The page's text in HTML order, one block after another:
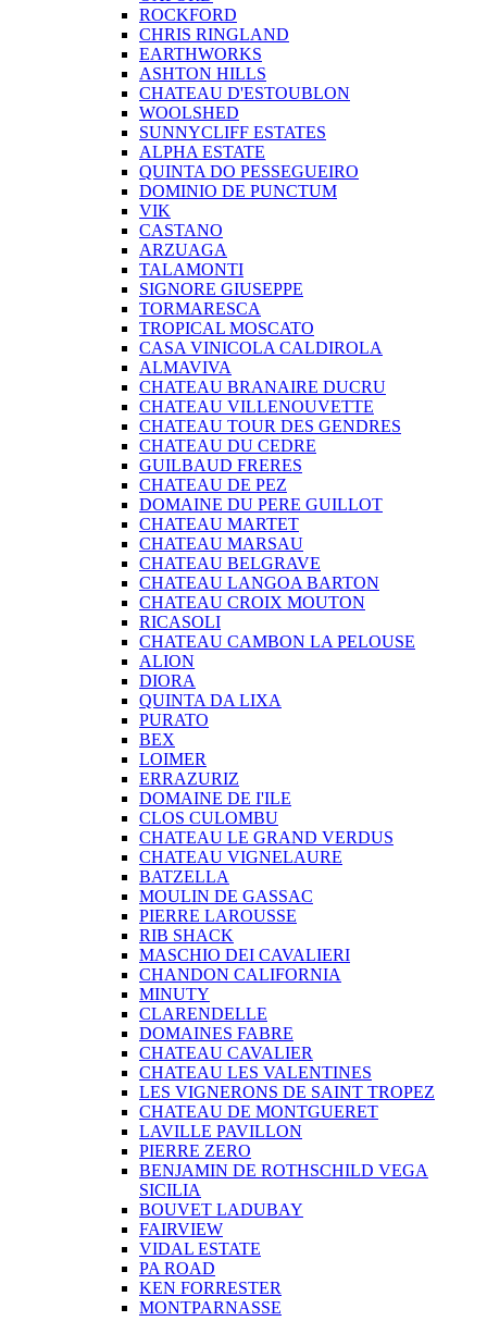
ROCKFORD
CHRIS RINGLAND
EARTHWORKS
ASHTON HILLS
CHATEAU D'ESTOUBLON
WOOLSHED
SUNNYCLIFF ESTATES
ALPHA ESTATE
QUINTA DO PESSEGUEIRO
DOMINIO DE PUNCTUM
VIK
CASTANO
ARZUAGA
TALAMONTI
SIGNORE GIUSEPPE
TORMARESCA
TROPICAL MOSCATO
CASA VINICOLA CALDIROLA
ALMAVIVA
CHATEAU BRANAIRE DUCRU
CHATEAU VILLENOUVETTE
CHATEAU TOUR DES GENDRES
CHATEAU DU CEDRE
GUILBAUD FRERES
CHATEAU DE PEZ
DOMAINE DU PERE GUILLOT
CHATEAU MARTET
CHATEAU MARSAU
CHATEAU BELGRAVE
CHATEAU LANGOA BARTON
CHATEAU CROIX MOUTON
RICASOLI
CHATEAU CAMBON LA PELOUSE
ALION
DIORA
QUINTA DA LIXA
PURATO
BEX
LOIMER
ERRAZURIZ
DOMAINE DE I'ILE
CLOS CULOMBU
CHATEAU LE GRAND VERDUS
CHATEAU VIGNELAURE
BATZELLA
MOULIN DE GASSAC
PIERRE LAROUSSE
RIB SHACK
MASCHIO DEI CAVALIERI
CHANDON CALIFORNIA
MINUTY
CLARENDELLE
DOMAINES FABRE
CHATEAU CAVALIER
CHATEAU LES VALENTINES
LES VIGNERONS DE SAINT TROPEZ
CHATEAU DE MONTGUERET
LAVILLE PAVILLON
PIERRE ZERO
BENJAMIN DE ROTHSCHILD VEGA
SICILIA
BOUVET LADUBAY
FAIRVIEW
VIDAL ESTATE
PA ROAD
KEN FORRESTER
MONTPARNASSE